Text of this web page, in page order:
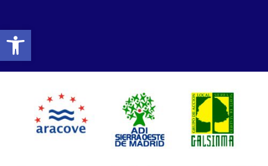
Abrir barra de herramientas